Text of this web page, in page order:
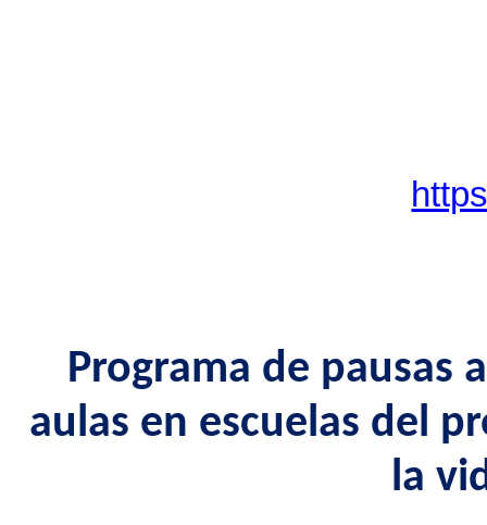
Programa de pausas
aulas en escuelas del
la